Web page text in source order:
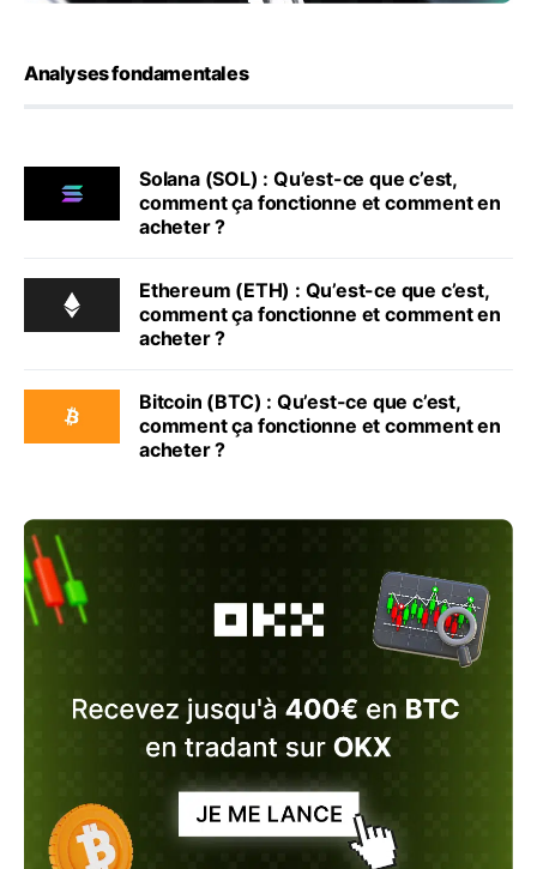
Analyses fondamentales
Solana (SOL) : Qu’est-ce que c’est,
comment ça fonctionne et comment en
acheter ?
Ethereum (ETH) : Qu’est-ce que c’est,
comment ça fonctionne et comment en
acheter ?
Bitcoin (BTC) : Qu’est-ce que c’est,
comment ça fonctionne et comment en
acheter ?